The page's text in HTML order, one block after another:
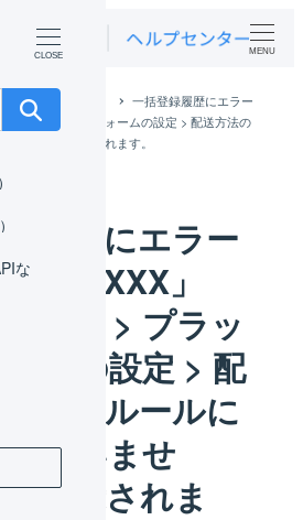
な
MENU
マーチャント
一括登録履歴にエラー
設定 > プラットフォームの設定 > 配送方法の
せん。」が表示されます。
履歴にエラー
法「XXX」
設定 > プラッ
ムの設定 > 配
置換ルールに
ていませ
表示されま